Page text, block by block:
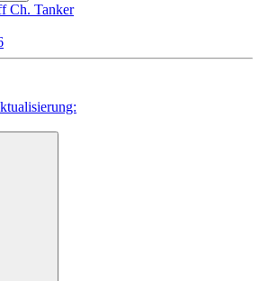
Ch. Tanker